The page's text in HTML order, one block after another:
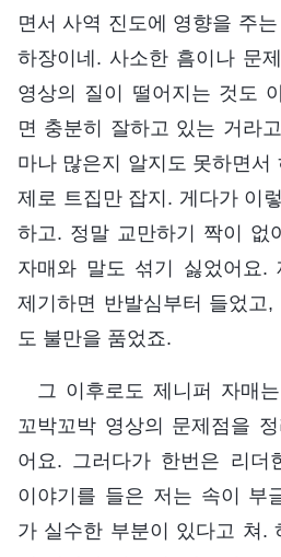
면서 사역 진도에 영향을 주
하장이네. 사소한 흠이나 문
영상의 질이 떨어지는 것도
면 충분히 잘하고 있는 거라
마나 많은지 알지도 못하면서
제로 트집만 잡지. 게다가 이
하고. 정말 교만하기 짝이 없
자매와 말도 섞기 싫었어요.
제기하면 반발심부터 들었고
도 불만을 품었죠.
그 이후로도 제니퍼 자매
꼬박꼬박 영상의 문제점을
어요. 그러다가 한번은 리더
이야기를 들은 저는 속이 부
가 실수한 부분이 있다고 쳐.